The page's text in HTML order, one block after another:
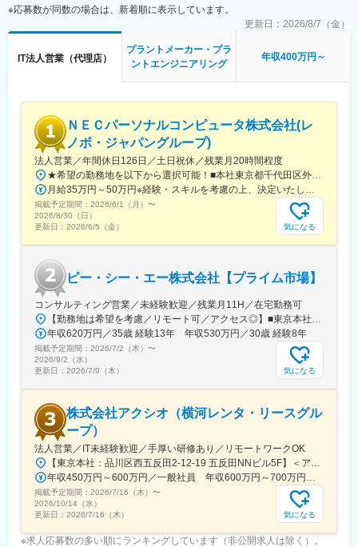
変更の範囲：会社の定める業務
・扱うサービス：通信インフラ、ネットワーク構築、ICTシステム
導入、オフィス内装関連の提案など多岐にわたります。
■組織構成
事業開発本部ビジネス営業部は35名体制で、営業メンバーは協力
しながらチームで成果を目指しています。
中央省庁や上場企業など大規模案件に関わる機会が豊富で、通信
業界の最先端で社会貢献を実感できます。自身の成長も実感しや
すい環境です。
■想定教育スケジュール
※スキルによって柔軟に対応します
・0～6ヶ月：会社理解/業界知識を勉強してもらいつつ、KDDIエ
ンジニアリングの営業プロセスを理解していただきます。
・13ヶ月～：営業担当として独り立ちしていただきます。新規事
業推進部の技術担当と連携し、大型案件の主担当としてご活躍い
ただけます。
※後輩指導/グループ貢献など業務は多岐にわたります
■想定されるキャリアパス
小規模案件から始まり、将来的には大型案件の主担当や後輩指
導、事業開発部門での活躍も目指せます。
※応募数が同数の場合は、新着順に表示しています。
更新日： 2026/8/7（金）
IT法人営業（代理店）
プラントメーカー・プラ
ントエンジニアリング
年収400万円～
ＮＥＣパーソナルコンピュータ株式会社(レ
ノボ・ジャパングループ)
法人営業／年間休日126日／土日祝休／残業月20時間程度
★希望の勤務地を以下から選択可能！■本社東京都千代田区外神田4丁目14番1号 秋葉原UDX■北海道支社北海道札幌市中央区北5条東2丁目1番地（平和不動産札幌駅東ビル3階）■東北支社宮城県仙台市青葉区中央4-6-1（SS30）■甲府支店山梨県甲府市相生2-3-16（三井住友海上甲府ビル）■東海支社愛知県名古屋市中区錦1-17-1（NEC中部ビル）■関西支社大阪府大阪市中央区城見1-4-24（NEC関西ビル）■中国支社広島県広島市中区八丁堀16番11号(スタートラム広島)■九州支社福岡県福岡市中央区天神1-10-20 天神ビジネスセンター 19階※受動喫煙対策：オフィス内禁煙
月給35万円～50万円※経験・スキルを考慮の上、決定いたします。※残業代別途支給
掲載予定期間： 2026/6/1（月） 〜
2026/8/30（日）
更新日： 2026/6/5（金） 気になる
ピー・シー・エー株式会社【プライム市場】
コンサルティング営業／未経験歓迎／残業月11H／在宅勤務可
【勤務地は希望を考慮／リモート可／アクセス◎】■東京本社東京都千代田区富士見1-2-21 ■大阪支店大阪府大阪市北区北区梅田3-2-2 JPタワー大阪14階■札幌営業所北海道札幌市中央区北5条西2-5 JRタワーオフィスプラザさっぽろ 13階■東北営業所宮城県仙台市青葉区中央4-4-19 アーバンネット仙台中央ビル 14階■関東支店埼玉県さいたま市大宮区桜木町1-7-5 ソニックシティビル29階■横浜営業所神奈川県横浜市西区みなとみらい2-3-5 クイーンズタワーC棟8階■静岡営業所静岡県静岡市葵区紺屋町17-1 葵タワー2階■名古屋支店愛知県名古屋市中区丸の内3-22-24 名古屋桜通ビル7階■北陸営業所石川県金沢市昭和町16-1 ヴィサージュ3階■中四国営業所岡山県岡山市北区駅元町15-1 リットシティビル4階■広島営業所広島県広島市中区中区幟町13-15 新広島ビルディング11階■九州支店福岡県福岡市博多区博多駅東2-6-1 九勧筑紫通ビル8階※将来的に転勤の可能性がございます。※受動喫煙対策：あり
年収620万円／35歳 経験13年 年収530万円／30歳 経験8年
掲載予定期間： 2026/7/2（木） 〜
2026/9/2（水）
更新日： 2026/7/9（木） 気になる
株式会社アクシオ（横河レンタ・リースグル
ープ）
法人営業／IT未経験歓迎／手厚い研修あり／リモートワークOK
【東京本社：品川区西五反田2-12-19 五反田NNビル5F】＜アクセス＞・JR山手線「五反田駅」西口 徒歩5分・都営浅草線「五反田駅」A2出口 徒歩4分・東急池上線「五反田駅」徒歩7分・東急目黒線「不動前駅」徒歩9分※受動喫煙対策：屋内全面禁煙
年収450万円～600万円／一般社員 年収600万円～700万円／マネージャー
掲載予定期間： 2026/7/16（木） 〜
2026/10/14（水）
更新日： 2026/7/16（木） 気になる
※求人応募数の多い順にランキングしています（非公開求人は除く）。